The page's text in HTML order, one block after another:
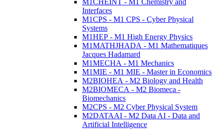
M1CHEINT - M1 Chemistry and
Interfaces
M1CPS - M1 CPS - Cyber Physical
Systems
M1HEP - M1 High Energy Physics
M1MATHJHADA - M1 Mathematiques
Jacques Hadamard
M1MECHA - M1 Mechanics
M1MIE - M1 MIE - Master in Economics
M2BIOHEA - M2 Biology and Health
M2BIOMECA - M2 Biomeca -
Biomechanics
M2CPS - M2 Cyber Physical System
M2DATAAI - M2 Data AI - Data and
Artificial Intelligence